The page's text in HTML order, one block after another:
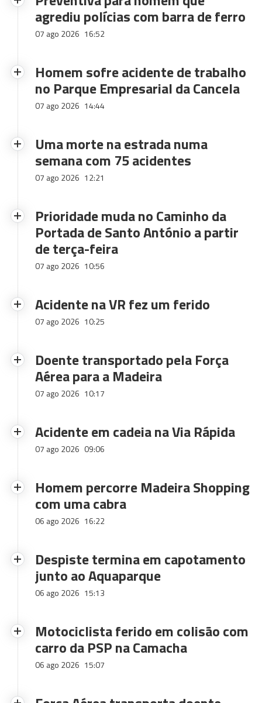
agrediu polícias com barra de ferro
07 ago 2026 16:52
Homem sofre acidente de trabalho
no Parque Empresarial da Cancela
07 ago 2026 14:44
Uma morte na estrada numa
semana com 75 acidentes
07 ago 2026 12:21
Prioridade muda no Caminho da
Portada de Santo António a partir
de terça-feira
07 ago 2026 10:56
Acidente na VR fez um ferido
07 ago 2026 10:25
Doente transportado pela Força
Aérea para a Madeira
07 ago 2026 10:17
Acidente em cadeia na Via Rápida
07 ago 2026 09:06
Homem percorre Madeira Shopping
com uma cabra
06 ago 2026 16:22
Despiste termina em capotamento
junto ao Aquaparque
06 ago 2026 15:13
Motociclista ferido em colisão com
carro da PSP na Camacha
06 ago 2026 15:07